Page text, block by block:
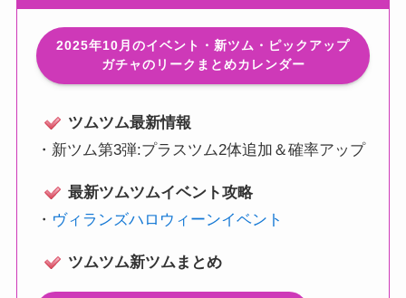
2025年10月のイベント・新ツム・ピックアップ
ガチャのリークまとめカレンダー
ツムツム最新情報
・ 新ツム第3弾:プラスツム2体追加＆確率アップ
最新ツムツムイベント攻略
・ ヴィランズハロウィーンイベント
ツムツム新ツムまとめ